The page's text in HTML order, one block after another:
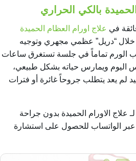
في علاج اورام العظام الحميدة
خلال “دريل” عظمي مجهري وتوجيه
الورم تماماً في جلسة تستغرق ساعات
اليوم ويمارس حياته بشكل طبيعي،
لم يعد يتطلب جروحاً غائرة أو فترات
الاورام الحميدة بدون جراحة
عبر الواتساب للحصول على استشارة